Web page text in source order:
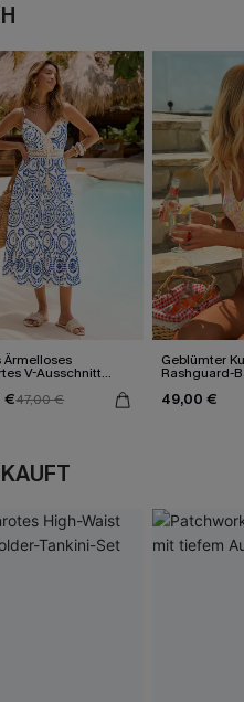
Ärmelloses
V-Ausschnitt
€47,00 €
Geblümter
Rashguard-
V-Ausschnitt
49,00 €